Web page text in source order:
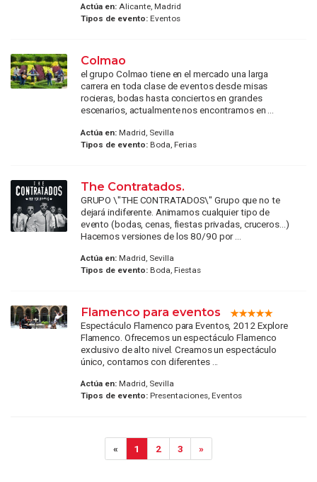
Actúa en:Alicante, Madrid
Tipos de evento:Eventos
Colmao
el grupo Colmao tiene en el mercado una larga
carrera en toda clase de eventos desde misas
rocieras, bodas hasta conciertos en grandes
escenarios, actualmente nos encontramos en ...
Actúa en:Madrid, Sevilla
Tipos de evento:Boda, Ferias
The Contratados.
GRUPO \"THE CONTRATADOS\" Grupo que no te
dejará indiferente. Animamos cualquier tipo de
evento (bodas, cenas, fiestas privadas, cruceros…)
Hacemos versiones de los 80/90 por ...
Actúa en:Madrid, Sevilla
Tipos de evento:Boda, Fiestas
Flamenco para eventos
Espectáculo Flamenco para Eventos, 2012 Explore
Flamenco. Ofrecemos un espectáculo Flamenco
exclusivo de alto nivel. Creamos un espectáculo
único, contamos con diferentes ...
Actúa en:Madrid, Sevilla
Tipos de evento:Presentaciones, Eventos
« 1 2 3 »